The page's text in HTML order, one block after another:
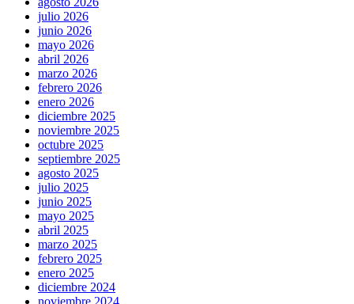
julio 2026
junio 2026
mayo 2026
abril 2026
marzo 2026
febrero 2026
enero 2026
diciembre 2025
noviembre 2025
octubre 2025
septiembre 2025
agosto 2025
julio 2025
junio 2025
mayo 2025
abril 2025
marzo 2025
febrero 2025
enero 2025
diciembre 2024